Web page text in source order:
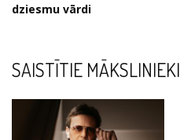
dziesmu vārdi
SAISTĪTIE MĀKSLINIEKI